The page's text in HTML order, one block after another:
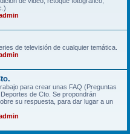
de televisión de cualquier temática.
para crear unas FAQ (Preguntas
de Cto. Se propondrán
su respuesta, para dar lugar a un